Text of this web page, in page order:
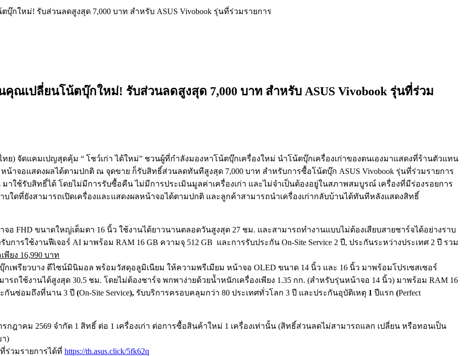
บุ๊กใหม่! รับส่วนลดสูงสุด 7,000 บาท สำหรับ ASUS Vivobook รุ่นที่ร่วมรายการ
คุณเปลี่ยนโน้ตบุ๊กใหม่! รับส่วนลดสูงสุด 7,000 บาท สำหรับ ASUS Vivobook รุ่นที่ร่วม
ทย) จัดแคมเปญสุดคุ้ม “ โชว์เก่า ได้ใหม่” ชวนผู้ที่กำลังมองหาโน้ตบุ๊กเครื่องใหม่ นำโน้ตบุ๊กเครื่องเก่าของตนเองมาแสดงที่ร้านตัวแทน
น้าจอแสดงผลได้ตามปกติ ณ จุดขาย ก็รับสิทธิ์ส่วนลดทันทีสูงสุด 7,000 บาท สำหรับการซื้อโน้ตบุ๊ก ASUS Vivobook รุ่นที่ร่วมรายการ
าใช้รับสิทธิ์ได้ โดยไม่มีการรับซื้อคืน ไม่มีการประเมินมูลค่าเครื่องเก่า และไม่จำเป็นต้องอยู่ในสภาพสมบูรณ์ เครื่องที่มีร่องรอยการ
ใดที่ยังสามารถเปิดเครื่องและแสดงผลหน้าจอได้ตามปกติ และลูกค้าสามารถนำเครื่องเก่ากลับบ้านได้ทันทีหลังแสดงสิทธิ์
จอ FHD ขนาดใหญ่เต็มตา 16 นิ้ว ใช้งานได้ยาวนานตลอดวันสูงสุด 27 ชม. และสามารถทำงานแบบไม่ต้องเสียบสายชาร์จได้อย่างราบ
บการใช้งานฟีเจอร์ AI มาพร้อม RAM 16 GB ความจุ 512 GB และการรับประกัน On-Site Service 2 ปี, ประกันระหว่างประเทศ 2 ปี รวม
พียง 16,990 บาท
กเพรียวบาง ดีไซน์มินิมอล พร้อมวัสดุอลูมิเนียม ให้ความพรีเมียม หน้าจอ OLED ขนาด 14 นิ้ว และ 16 นิ้ว มาพร้อมโปรเซสเซอร์
ารถใช้งานได้สูงสุด 30.5 ชม. โดยไม่ต้องชาร์จ พกพาง่ายด้วยน้ำหนักเครื่องเพียง 1.35 กก. (สำหรับรุ่นหน้าจอ 14 นิ้ว) มาพร้อม RAM 16
กันซ่อมถึงที่นาน 3 ปี (On-Site Service), รับบริการครอบคลุมกว่า 80 ประเทศทั่วโลก 3 ปี และประกันอุบัติเหตุ 1 ปีแรก (Perfect
กฎาคม 2569 จำกัด 1 สิทธิ์ ต่อ 1 เครื่องเก่า ต่อการซื้อสินค้าใหม่ 1 เครื่องเท่านั้น (สิทธิ์ส่วนลดไม่สามารถแลก เปลี่ยน หรือทอนเป็น
)
ร่วมรายการได้ที่ https://th.asus.click/5fk62q